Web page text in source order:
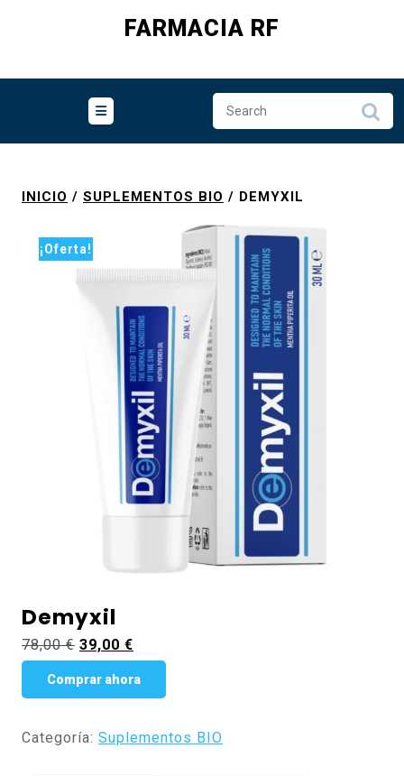
FARMACIA RF
INICIO / SUPLEMENTOS BIO / DEMYXIL
¡Oferta!
Demyxil
78,00€ El
precio
original
78,00 €.
39,00 €
precio
actual
39,00 €.
Comprar ahora
Categoría: Suplementos BIO